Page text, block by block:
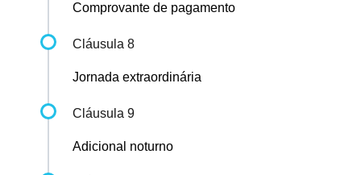
Comprovante de pagamento
Cláusula 8
Jornada extraordinária
Cláusula 9
Adicional noturno